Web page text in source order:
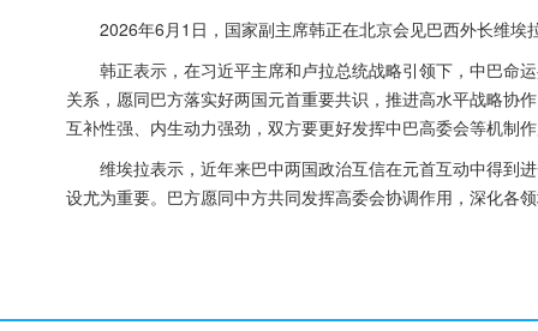
2026年6月1日，国家副主席韩正在北京会见巴西外长维埃
韩正表示，在习近平主席和卢拉总统战略引领下，中巴命
关系，愿同巴方落实好两国元首重要共识，推进高水平战略协
互补性强、内生动力强劲，双方要更好发挥中巴高委会等机制
维埃拉表示，近年来巴中两国政治互信在元首互动中得到
设尤为重要。巴方愿同中方共同发挥高委会协调作用，深化各